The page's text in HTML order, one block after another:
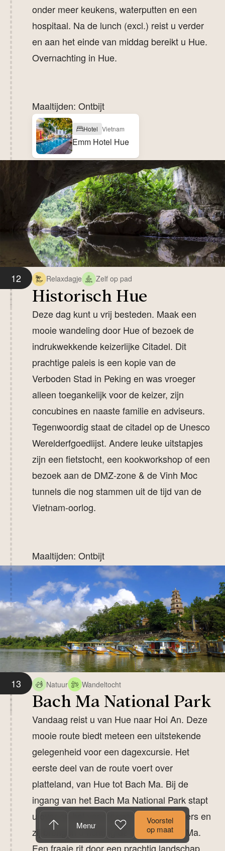
onder meer keukens, waterputten en een
hospitaal. Na de lunch (excl.) reist u verder
en aan het einde van middag bereikt u Hue.
Overnachting in Hue.
Maaltijden: Ontbijt
Hotel Vietnam
Emm Hotel Hue
12 Relaxdagje Zelf op pad
Historisch Hue
Deze dag kunt u vrij besteden. Maak een
mooie wandeling door Hue of bezoek de
indrukwekkende keizerlijke Citadel. Dit
prachtige paleis is een kopie van de
Verboden Stad in Peking en was vroeger
alleen toegankelijk voor de keizer, zijn
concubines en naaste familie en adviseurs.
Tegenwoordig staat de citadel op de Unesco
Werelderfgoedlijst. Andere leuke uitstapjes
zijn een fietstocht, een kookworkshop of een
bezoek aan de DMZ-zone & de Vinh Moc
tunnels die nog stammen uit de tijd van de
Vietnam-oorlog.
Maaltijden: Ontbijt
13 Natuur Wandeltocht
Bach Ma National Park
Vandaag reist u van Hue naar Hoi An. Deze
mooie route biedt meteen een uitstekende
gelegenheid voor een dagexcursie. Het
eerste deel van de route voert over
platteland, van Hue tot Bach Ma. Bij de
ingang van het Bach Ma National Park stapt
u over op het vervoer van de parkrangers en
zij brengen u richting de top van Bach Ma.
Een fraaie rit door een prachtig landschap.
Menu
Voorstel
op maat